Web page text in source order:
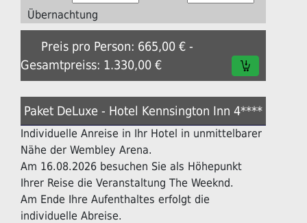
Übernachtung
Preis pro Person: 665,00 € -
Gesamtpreiss: 1.330,00 €
Paket DeLuxe - Hotel Kennsington Inn 4****
Individuelle Anreise in Ihr Hotel in unmittelbarer
Nähe der Wembley Arena.
Am 16.08.2026 besuchen Sie als Höhepunkt
Ihrer Reise die Veranstaltung The Weeknd.
Am Ende Ihre Aufenthaltes erfolgt die
individuelle Abreise.